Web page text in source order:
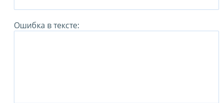
Ошибка в тексте: